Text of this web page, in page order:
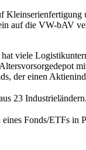
auf die VW-bAV
viele
der einen
23
Fonds/ETFs in